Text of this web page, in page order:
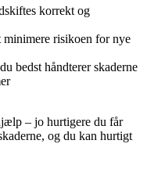
korrekt og
minimere risikoen for nye
bedst håndterer skaderne
– jo hurtigere du får
og du kan hurtigt